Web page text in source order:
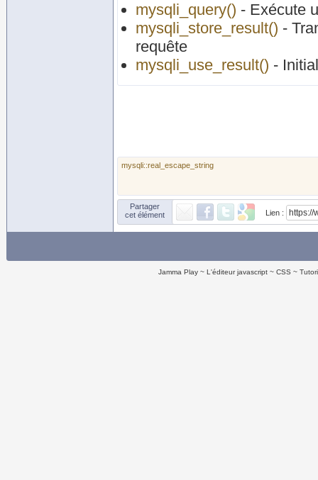
mysqli_query() - Exécute
mysqli_store_result() -
requête
mysqli_use_result() -
mysqli::real_escape_string
Partager
cet élément
Lien :
Jamma Play L'éditeur javascript CSS